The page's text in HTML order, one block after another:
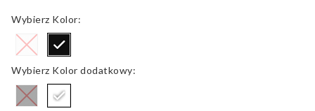
Kolor
Kolor dodatkowy